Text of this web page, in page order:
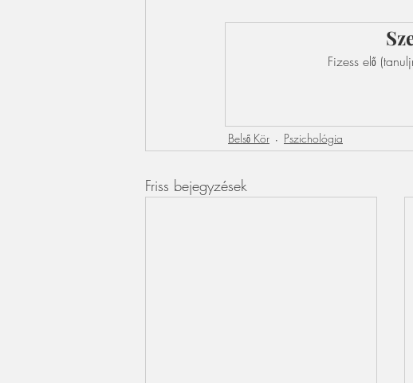
Fizess elő
Belső Kör Pszichológia
Friss bejegyzések